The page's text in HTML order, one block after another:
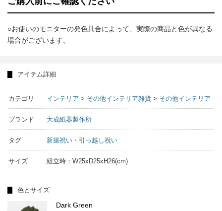
○お使いのモニターの発色具合によって、実際の商品と色が異なる
場合がございます。
アイテム詳細
カテゴリ インテリア > その他インテリア雑貨 > その他インテリア
ブランド 大成紙器製作所
タグ 新築祝い・引っ越し祝い
サイズ 組立時：W25xD25xH26(cm)
色とサイズ
Dark Green